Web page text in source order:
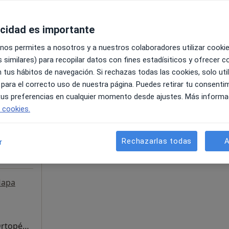
Primera visita Traumatología y Cirugía Ortopédica
La reserva de cita online no está
Pedir una cita
es importante
permites a nosotros y a nuestros colaboradores utilizar
similares) para recopilar datos con fines estadísiticos y ofrecer
tus hábitos de navegación. Si rechazas todas las cookies, solo
el correcto uso de nuestra página. Puedes retirar tu
preferencias en cualquier momento desde ajustes. Más
Rechazarlas todas